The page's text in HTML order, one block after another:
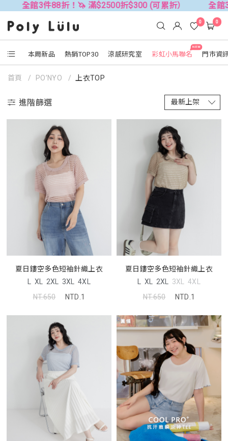
88折！🦄 滿$2500折$300 (可累折） 全館3件88折！
本周新品 熱銷TOP30 涼感研究室
NEW
彩虹小馬聯名 門市資
0 0
首頁 PO’NYO 上衣TOP
進階篩選
夏日鏤空多色短袖針織上衣
L XL 2XL 3XL 4XL
NT.650
NTD.1
夏日鏤空多色短袖針織上衣
L XL 2XL 3XL 4XL
NT.650
NTD.1